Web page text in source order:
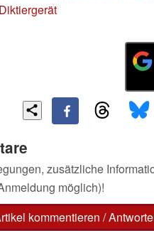
zusätzliche
möglich)!
kommentieren /